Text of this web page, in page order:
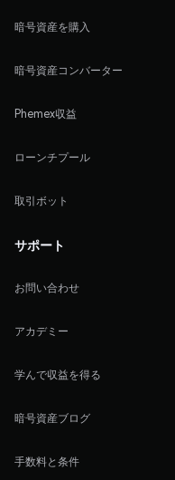
暗号資産を購入
暗号資産コンバーター
Phemex収益
ローンチプール
取引ボット
サポート
お問い合わせ
アカデミー
学んで収益を得る
暗号資産ブログ
手数料と条件